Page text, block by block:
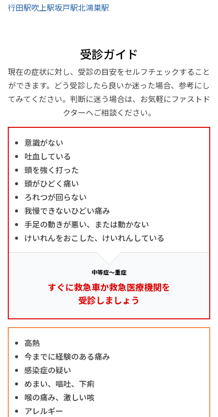
行田駅吹上駅坂戸駅北鴻巣駅
受診ガイド
現在の症状に対し、受診の目安をセルフチェックすること
ができます。どう受診したら良いか迷った場合、参考にし
てみてください。判断に迷う場合は、お気軽にファストド
クターへご相談ください。
意識がない
吐血している
頭を強く打った
頭がひどく痛い
ろれつが回らない
我慢できないひどい痛み
手足の動きが悪い、または動かない
けいれんをおこした、けいれんしている
中等症～重症
すぐに救急車か救急医療機関を
受診しましょう
高熱
今までに経験のある痛み
感染症の疑い
めまい、嘔吐、下痢
喉の痛み、激しい咳
アレルギー